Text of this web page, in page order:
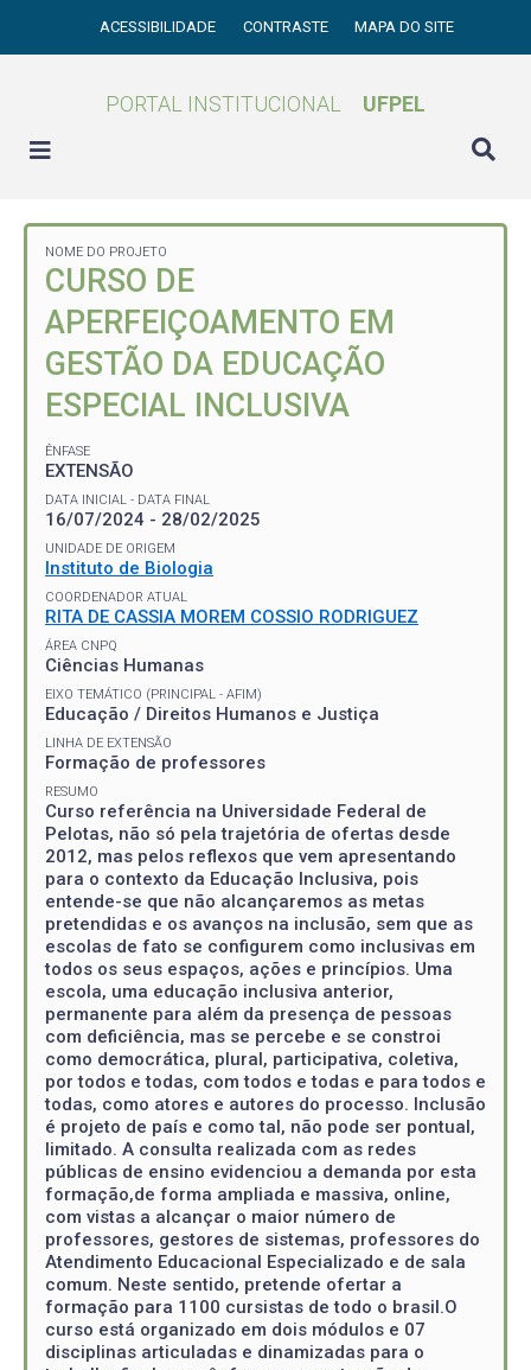
ACESSIBILIDADE CONTRASTE MAPA DO SITE
PORTAL INSTITUCIONAL UFPEL
NOME DO PROJETO
CURSO DE
APERFEIÇOAMENTO EM
GESTÃO DA EDUCAÇÃO
ESPECIAL INCLUSIVA
ÊNFASE
EXTENSÃO
DATA INICIAL - DATA FINAL
16/07/2024 - 28/02/2025
UNIDADE DE ORIGEM
Instituto de Biologia
COORDENADOR ATUAL
RITA DE CASSIA MOREM COSSIO RODRIGUEZ
ÁREA CNPQ
Ciências Humanas
EIXO TEMÁTICO (PRINCIPAL - AFIM)
Educação / Direitos Humanos e Justiça
LINHA DE EXTENSÃO
Formação de professores
RESUMO
Curso referência na Universidade Federal de
Pelotas, não só pela trajetória de ofertas desde
2012, mas pelos reflexos que vem apresentando
para o contexto da Educação Inclusiva, pois
entende-se que não alcançaremos as metas
pretendidas e os avanços na inclusão, sem que as
escolas de fato se configurem como inclusivas em
todos os seus espaços, ações e princípios. Uma
escola, uma educação inclusiva anterior,
permanente para além da presença de pessoas
com deficiência, mas se percebe e se constroi
como democrática, plural, participativa, coletiva,
por todos e todas, com todos e todas e para todos e
todas, como atores e autores do processo. Inclusão
é projeto de país e como tal, não pode ser pontual,
limitado. A consulta realizada com as redes
públicas de ensino evidenciou a demanda por esta
formação,de forma ampliada e massiva, online,
com vistas a alcançar o maior número de
professores, gestores de sistemas, professores do
Atendimento Educacional Especializado e de sala
comum. Neste sentido, pretende ofertar a
formação para 1100 cursistas de todo o brasil.O
curso está organizado em dois módulos e 07
disciplinas articuladas e dinamizadas para o